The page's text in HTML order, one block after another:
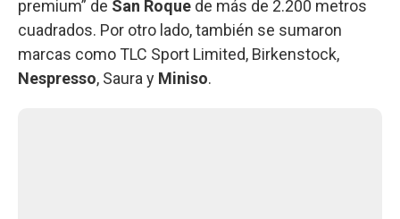
premium” de San Roque de más de 2.200 metros
cuadrados. Por otro lado, también se sumaron
marcas como TLC Sport Limited, Birkenstock,
Nespresso, Saura y Miniso.